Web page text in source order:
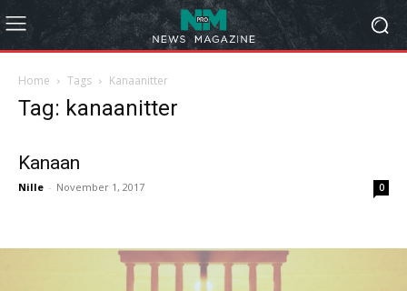
Home Tags Kanaanitter
Tag: kanaanitter
Kanaan
Nille - November 1, 2017 0